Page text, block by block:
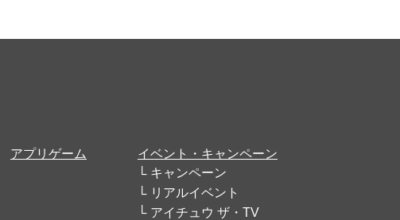
アプリゲーム
イベント・キャンペーン
キャンペーン
リアルイベント
アイチュウ ザ・TV